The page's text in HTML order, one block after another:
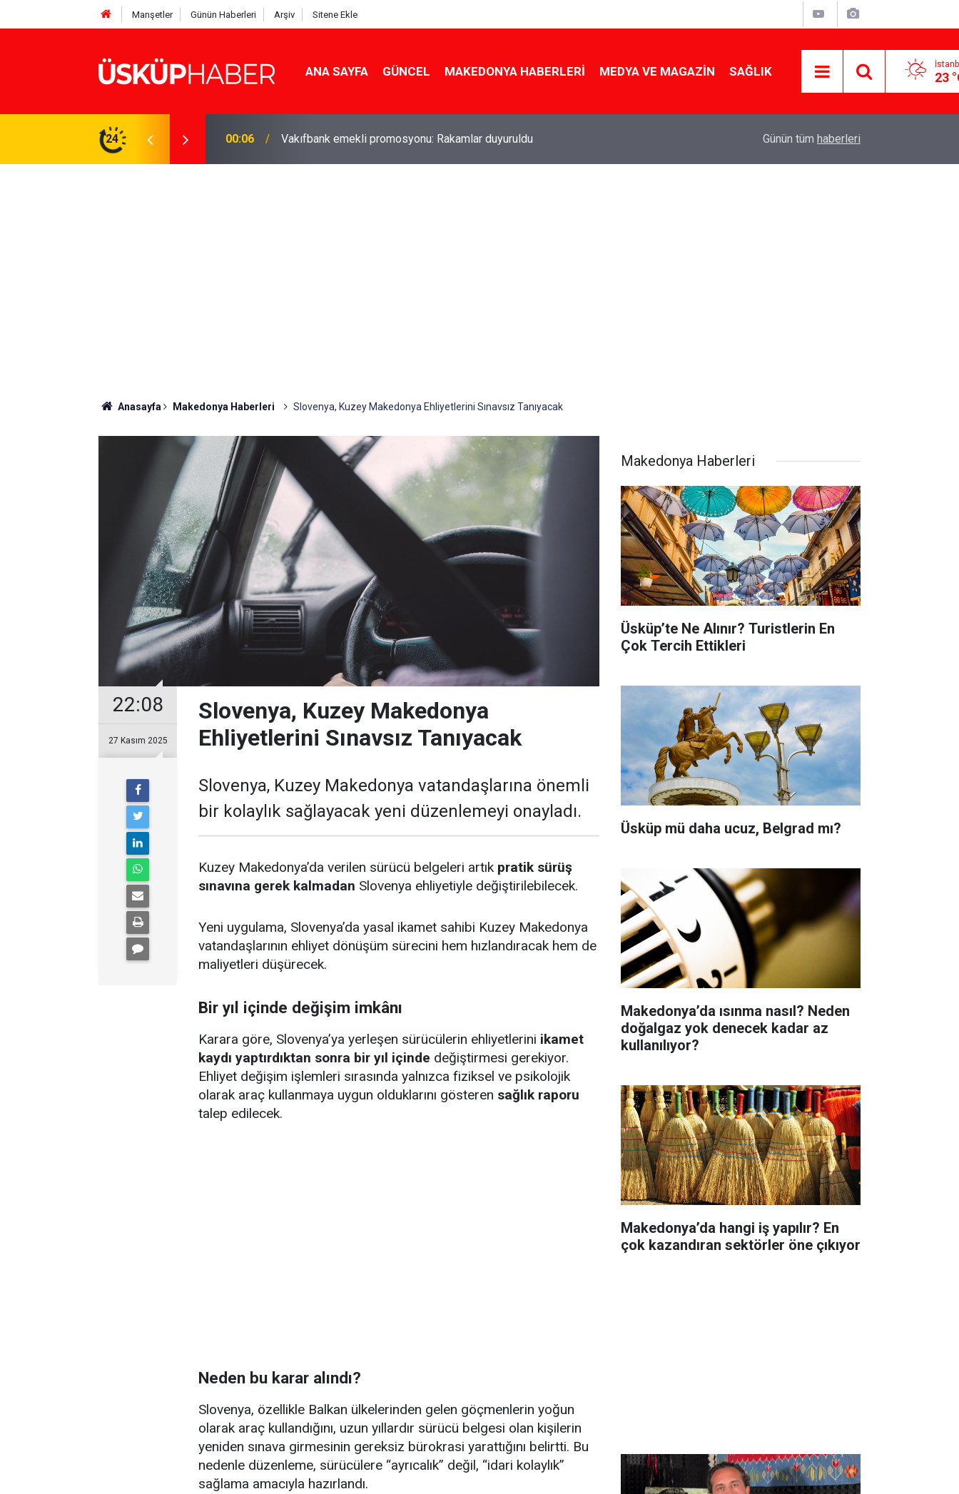
Manşetler Günün Haberleri Arşiv Sitene Ekle
ANA SAYFA GÜNCEL MAKEDONYA HABERLERI MEDYA VE MAGAZIN SAĞLIK 23
24 19:21 Gözde oldu! Hem köy hem mahalle hayatı iç içe! İzmir'deki doğal semt
yapmanın sırrı
Günün tüm haberleri
Anasayfa Makedonya Haberleri Slovenya, Kuzey Makedonya Ehliyetlerini Sınavsız Tanıyacak
22:08
27 Kasım 2025
Slovenya, Kuzey Makedonya
Ehliyetlerini Sınavsız Tanıyacak
Slovenya, Kuzey Makedonya vatandaşlarına önemli
bir kolaylık sağlayacak yeni düzenlemeyi onayladı.
Kuzey Makedonya’da verilen sürücü belgeleri artık pratik sürüş
sınavına gerek kalmadan Slovenya ehliyetiyle değiştirilebilecek.
Yeni uygulama, Slovenya’da yasal ikamet sahibi Kuzey Makedonya
vatandaşlarının ehliyet dönüşüm sürecini hem hızlandıracak hem de
maliyetleri düşürecek.
Bir yıl içinde değişim imkânı
Karara göre, Slovenya’ya yerleşen sürücülerin ehliyetlerini ikamet
kaydı yaptırdıktan sonra bir yıl içinde değiştirmesi gerekiyor.
Ehliyet değişim işlemleri sırasında yalnızca fiziksel ve psikolojik
olarak araç kullanmaya uygun olduklarını gösteren sağlık raporu
talep edilecek.
Neden bu karar alındı?
Slovenya, özellikle Balkan ülkelerinden gelen göçmenlerin yoğun
olarak araç kullandığını, uzun yıllardır sürücü belgesi olan kişilerin
yeniden sınava girmesinin gereksiz bürokrasi yarattığını belirtti. Bu
nedenle düzenleme, sürücülere “ayrıcalık” değil, “idari kolaylık”
sağlama amacıyla hazırlandı.
Makedonya Haberleri
Üsküp’te Ne Alınır? Turistlerin En
Çok Tercih Ettikleri
Üsküp mü daha ucuz, Belgrad mı?
Makedonya’da ısınma nasıl? Neden
doğalgaz yok denecek kadar az
kullanılıyor?
Makedonya’da hangi iş yapılır? En
çok kazandıran sektörler öne çıkıyor